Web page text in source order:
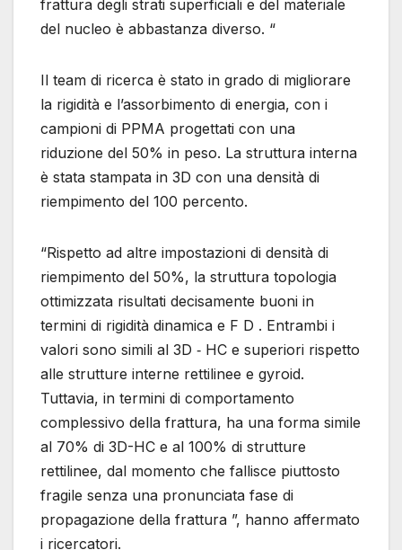
frattura degli strati superficiali e del materiale
del nucleo è abbastanza diverso. “
Il team di ricerca è stato in grado di migliorare
la rigidità e l’assorbimento di energia, con i
campioni di PPMA progettati con una
riduzione del 50% in peso. La struttura interna
è stata stampata in 3D con una densità di
riempimento del 100 percento.
“Rispetto ad altre impostazioni di densità di
riempimento del 50%, la struttura topologia
ottimizzata risultati decisamente buoni in
termini di rigidità dinamica e F D . Entrambi i
valori sono simili al 3D ‐ HC e superiori rispetto
alle strutture interne rettilinee e gyroid.
Tuttavia, in termini di comportamento
complessivo della frattura, ha una forma simile
al 70% di 3D-HC e al 100% di strutture
rettilinee, dal momento che fallisce piuttosto
fragile senza una pronunciata fase di
propagazione della frattura ”, hanno affermato
i ricercatori.